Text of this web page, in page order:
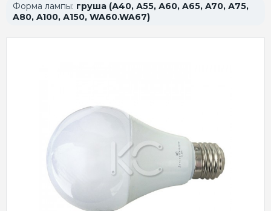
Форма лампы: груша (А40, А55, А60, A65, A70, А75,
A80, A100, А150, WA60.WA67)